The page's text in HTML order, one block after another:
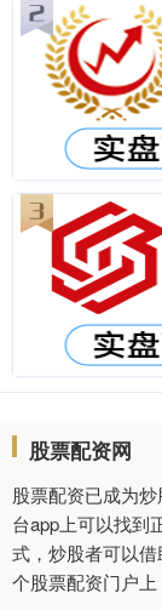
股票配资网
股票配资已成为
台app上可以找到
式，炒股者可以
个股票配资门户上